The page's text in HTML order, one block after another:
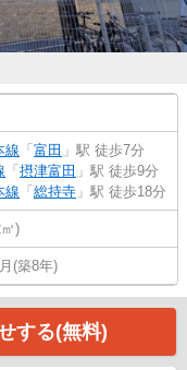
線 「 富田 」駅 徒歩7分
「 摂津富田 」駅 徒歩9分
線 「 総持寺 」駅 徒歩18分
)
(築8年)
する(無料)